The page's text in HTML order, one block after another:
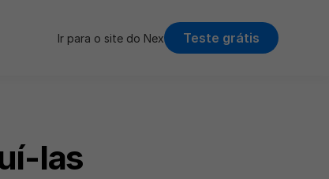
las
Teste grátis
Ir para o site do Nex